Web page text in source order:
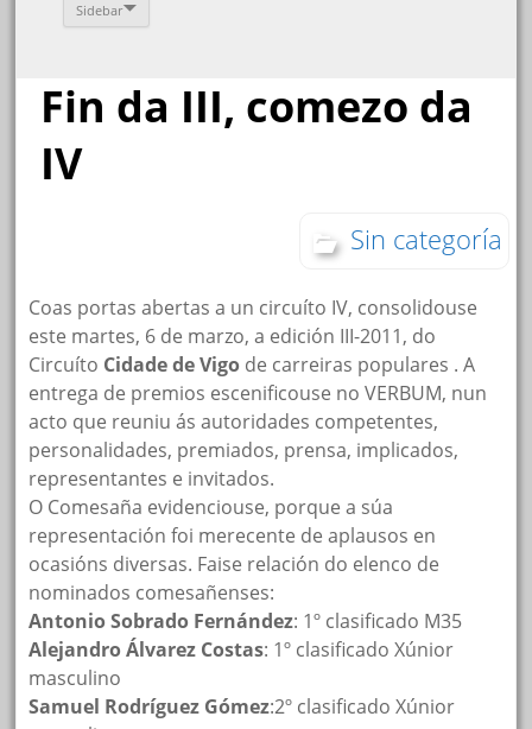
Sidebar
Fin da III, comezo da
IV
Sin categoría
Coas portas abertas a un circuíto IV, consolidouse
este martes, 6 de marzo, a edición III-2011, do
Circuíto Cidade de Vigo de carreiras populares . A
entrega de premios escenificouse no VERBUM, nun
acto que reuniu ás autoridades competentes,
personalidades, premiados, prensa, implicados,
representantes e invitados.
O Comesaña evidenciouse, porque a súa
representación foi merecente de aplausos en
ocasións diversas. Faise relación do elenco de
nominados comesañenses:
Antonio Sobrado Fernández: 1º clasificado M35
Alejandro Álvarez Costas: 1º clasificado Xúnior
masculino
Samuel Rodríguez Gómez:2º clasificado Xúnior